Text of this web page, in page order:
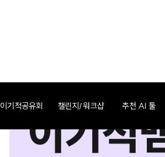
이기적공유회 챌린지/워크샵 추천 AI 툴